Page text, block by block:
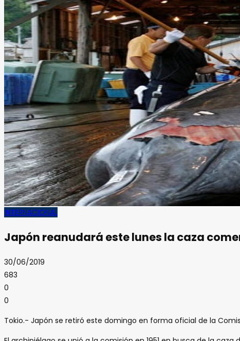
INTERNACIONAL
Japón reanudará este lunes la caza
30/06/2019
683
0
0
Tokio.- Japón se retiró este domingo en forma oficial de la